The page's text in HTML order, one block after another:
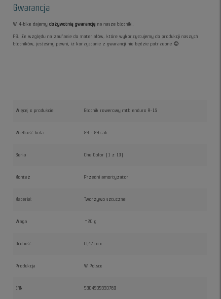
Gwarancja
W 4-bike dajemydożywotnią gwarancję na nasze błotniki.
PS. Ze względu na zaufanie do materiałów, które wykorzystujemy do produkcji naszych
błotników, jesteśmy pewni, iż korzystanie z gwarancji nie będzie potrzebne 😊
Więcej o produkcie Błotnik rowerowy mtb enduro R-16
Wielkość koła 24 - 29 cali
Seria One Color (1 z 10)
Montaż Przedni amortyzator
Materiał Tworzywo sztuczne
Waga ~20 g
Grubość 0,47 mm
Produkcja W Polsce
EAN 5904905830760